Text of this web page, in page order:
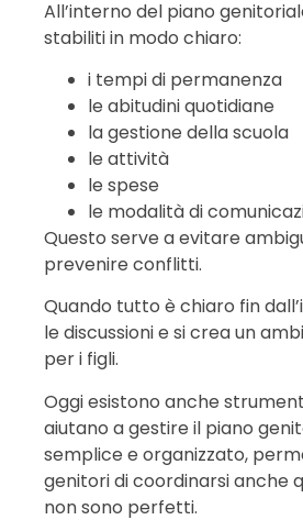
All’interno del piano
stabiliti in modo chiaro:
i tempi di permanenza
le abitudini quotidiane
la gestione della scuola
le attività
le spese
le modalità di
Questo serve a evitare
prevenire conflitti.
Quando tutto è chiaro fin
le discussioni e si crea un
per i figli.
Oggi esistono anche
aiutano a gestire il piano
semplice e organizzato,
genitori di coordinarsi anche
non sono perfetti.